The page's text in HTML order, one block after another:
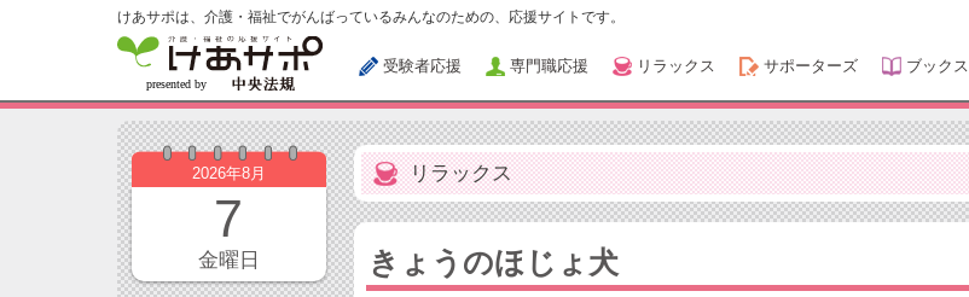
けあサポは、介護・福祉でがんばっているみんなのための、応援サイトです。
受験者応援 専門職応援 リラックス サポーターズ ブックス
2026年8月
7
金曜日
リラックス
きょうのほじょ犬